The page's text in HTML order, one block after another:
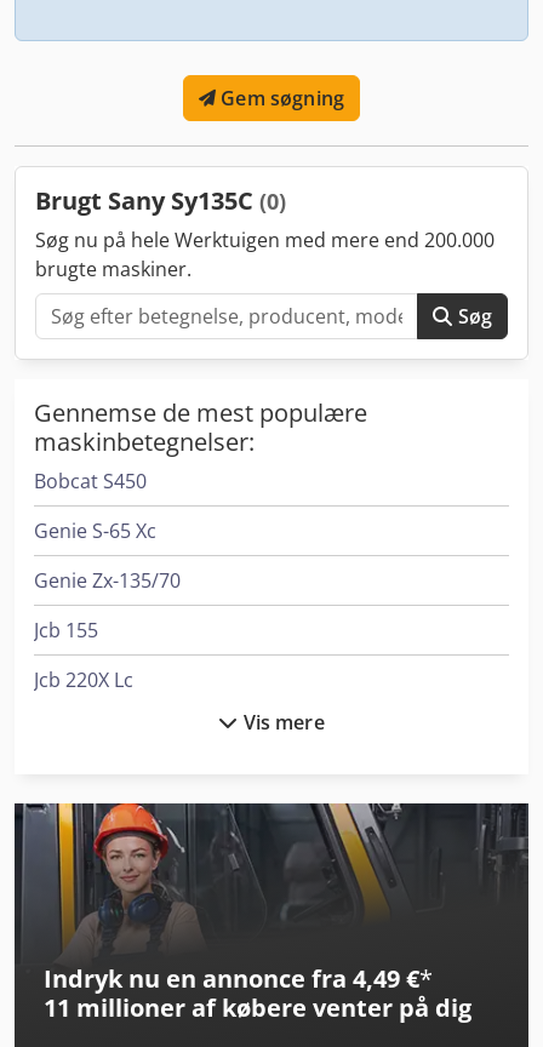
Gem søgning
Brugt Sany Sy135C (0)
Søg nu på hele Werktuigen med mere end 200.000
brugte maskiner.
Søg
Gennemse de mest populære
maskinbetegnelser:
Bobcat S450
Genie S-65 Xc
Genie Zx-135/70
Jcb 155
Jcb 220X Lc
Jcb 86C-2
Jcb Js145W
Jcb Js175W
Jcb S2046E
Jcb S2632E
Vis mere
Indryk nu en annonce fra 4,49 €*
11 millioner af købere venter på dig